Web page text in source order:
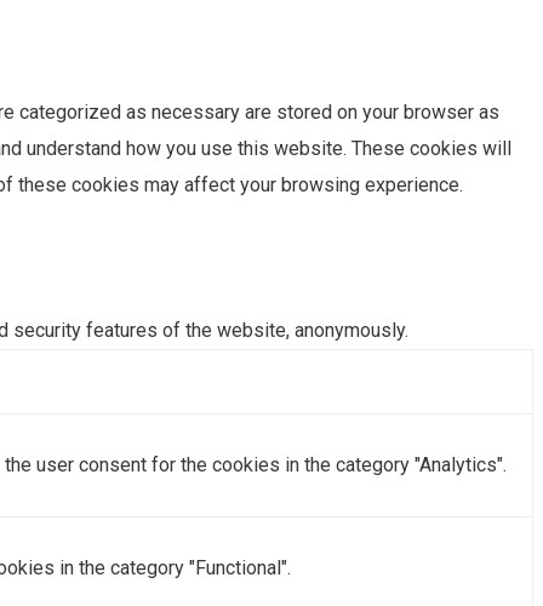
categorized as necessary are stored on your browser as
understand how you use this website. These cookies will
these cookies may affect your browsing experience.
features of the website, anonymously.
user consent for the cookies in the category "Analytics".
in the category "Functional".